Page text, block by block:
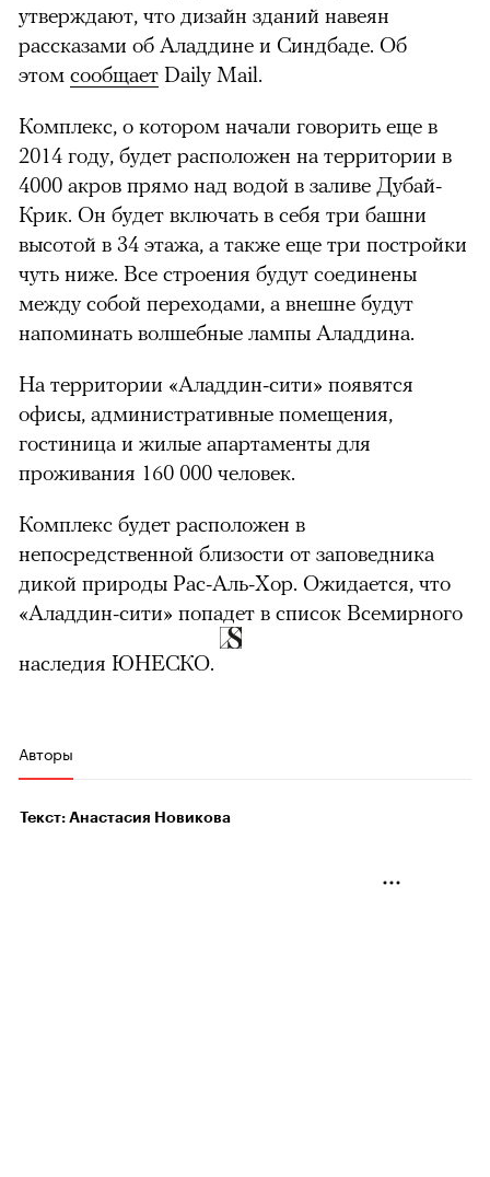
утверждают, что дизайн зданий навеян
рассказами об Аладдине и Синдбаде. Об
этом сообщает Daily Mail.
Комплекс, о котором начали говорить еще в
2014 году, будет расположен на территории в
4000 акров прямо над водой в заливе Дубай-
Крик. Он будет включать в себя три башни
высотой в 34 этажа, а также еще три постройки
чуть ниже. Все строения будут соединены
между собой переходами, а внешне будут
напоминать волшебные лампы Аладдина.
На территории «Аладдин-сити» появятся
офисы, административные помещения,
гостиница и жилые апартаменты для
проживания 160 000 человек.
Комплекс будет расположен в
непосредственной близости от заповедника
дикой природы Рас-Аль-Хор. Ожидается, что
«Аладдин-сити» попадет в список Всемирного
наследия ЮНЕСКО.
Авторы
Текст: Анастасия Новикова